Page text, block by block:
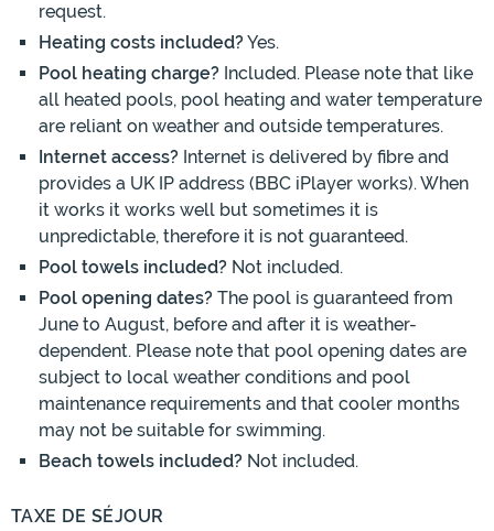
request.
Heating costs included?Yes.
Pool heating charge? Included. Please note that like
all heated pools, pool heating and water temperature
are reliant on weather and outside temperatures.
Internet access? Internet is delivered by fibre and
provides a UK IP address (BBC iPlayer works). When
it works it works well but sometimes it is
unpredictable, therefore it is not guaranteed.
Pool towels included? Not included.
Pool opening dates? The pool is guaranteed from
June to August, before and after it is weather-
dependent. Please note that pool opening dates are
subject to local weather conditions and pool
maintenance requirements and that cooler months
may not be suitable for swimming.
Beach towels included? Not included.
TAXE DE SÉJOUR